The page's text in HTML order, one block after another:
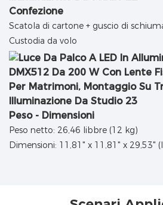
Confezione
Scatola di cartone + guscio di
Custodia da volo
Peso - Dimensioni
Peso netto: 26,46 libbre (12 kg)
Dimensioni: 11,81" x 11,81" x 29,53"